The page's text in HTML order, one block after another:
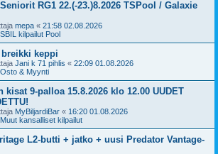
RG1 22.(-23.)8.2026 TSPool / Galaxie
mepa « 21:58 02.08.2026
SBIL kilpailut Pool
breikki keppi
Jani k 71 pihlis « 22:09 01.08.2026
Osto & Myynti
kisat 9-palloa 15.8.2026 klo 12.00 UUDET
MyBiljardiBar « 16:20 01.08.2026
Muut kansalliset kilpailut
L2-butti + jatko + uusi Predator Vantage-